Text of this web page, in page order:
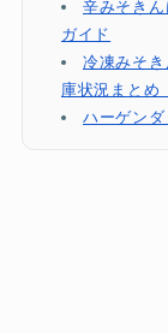
辛みそき
ガイド
冷凍みそ
庫状況まとめ
ハーゲン